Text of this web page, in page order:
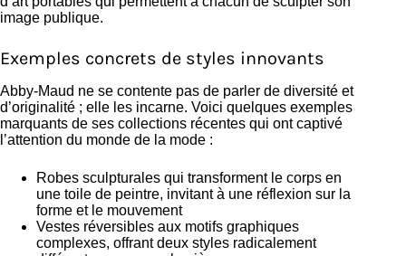
image publique.
Exemples concrets de styles innovants
Abby-Maud ne se contente pas de parler de diversité et
d’originalité ; elle les incarne. Voici quelques exemples
marquants de ses collections récentes qui ont captivé
l’attention du monde de la mode :
Robes sculpturales qui transforment le corps en
une toile de peintre, invitant à une réflexion sur la
forme et le mouvement
Vestes réversibles aux motifs graphiques
complexes, offrant deux styles radicalement